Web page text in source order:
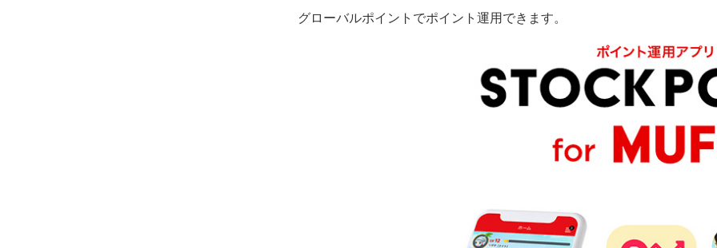
グローバルポイントでポイント運用できます。